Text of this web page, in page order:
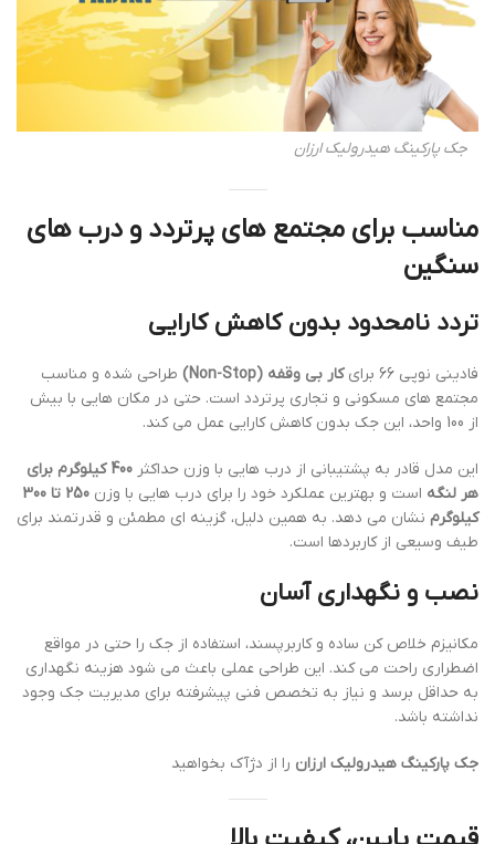
جک پارکینگ هیدرولیک ارزان
مناسب برای مجتمع های پرتردد و درب های
سنگین
تردد نامحدود بدون کاهش کارایی
فادینی نوپی 66 برای کار بی وقفه (Non-Stop)
طراحی شده و مناسب
مجتمع های مسکونی و تجاری پرتردد است. حتی در مکان هایی با بیش
از 100 واحد، این جک بدون کاهش کارایی عمل می کند.
این مدل قادر به پشتیبانی از درب هایی با وزن حداکثر
400 کیلوگرم برای
هر لنگه است و بهترین عملکرد خود را برای درب هایی با وزن
250 تا 300
کیلوگرم نشان می دهد. به همین دلیل، گزینه ای مطمئن و قدرتمند برای
طیف وسیعی از کاربردها است.
نصب و نگهداری آسان
مکانیزم خلاص کن ساده و کاربرپسند، استفاده از جک را حتی در مواقع
اضطراری راحت می کند. این طراحی عملی باعث می شود هزینه نگهداری
به حداقل برسد و نیاز به تخصص فنی پیشرفته برای مدیریت جک وجود
نداشته باشد.
جک پارکینگ هیدرولیک ارزان را از دژآک بخواهید